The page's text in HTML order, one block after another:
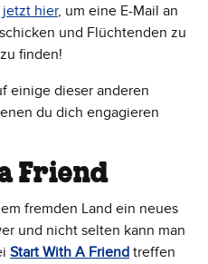
hier, um eine E-Mail an
und Flüchtenden zu
finden!
einige dieser anderen
du dich engagieren
Friend
fremden Land ein neues
und nicht selten kann man
Start With A Friend treffen